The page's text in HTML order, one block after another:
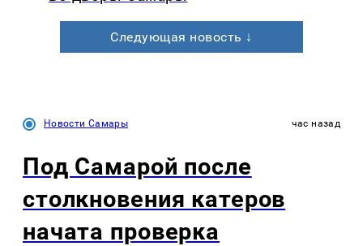
Следующая новость ↓
Новости Самары час назад
Под Самарой после
столкновения катеров
начата проверка